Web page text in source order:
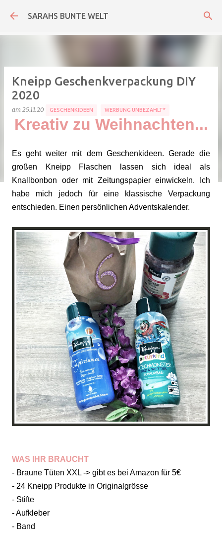
Direkt zum Hauptbereich
SARAHS BUNTE WELT
Kneipp Geschenkverpackung DIY
2020
am 25.11.20 GESCHENKIDEEN WERBUNG UNBEZAHLT*
Kreativ zu Weihnachten...
Es geht weiter mit dem Geschenkideen. Gerade die
großen Kneipp Flaschen lassen sich ideal als
Knallbonbon oder mit Zeitungspapier einwickeln. Ich
habe mich jedoch für eine klassische Verpackung
entschieden. Einen persönlichen Adventskalender.
WAS IHR BRAUCHT
- Braune Tüten XXL -> gibt es bei Amazon für 5€
- 24 Kneipp Produkte in Originalgrösse
- Stifte
- Aufkleber
- Band